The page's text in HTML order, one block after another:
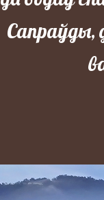
Сапраўды,